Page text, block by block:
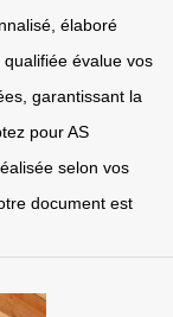
élaboré
évalue vos
garantissant la
pour AS
selon vos
document est